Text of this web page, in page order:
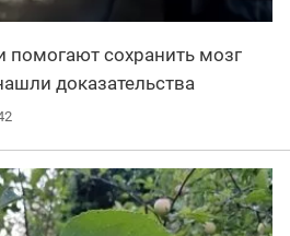
помогают сохранить мозг
доказательства